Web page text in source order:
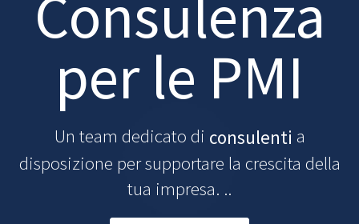
Consulenza
per le PMI
Un team dedicato di consulenti a
disposizione per supportare la crescita della
tua impresa. ..